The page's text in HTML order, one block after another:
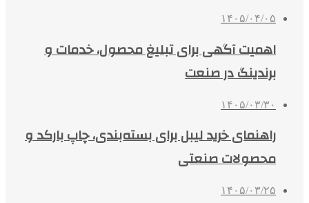
۱۴۰۵/۰۴/۰۵
اهمیت آگهی برای تبلیغ محصول، خدمات و
برندینگ در صنعت
۱۴۰۵/۰۳/۳۰
راهنمای خرید لیبل برای بسته‌بندی، چاپ بارکد و
محصولات صنعتی
۱۴۰۵/۰۳/۲۵